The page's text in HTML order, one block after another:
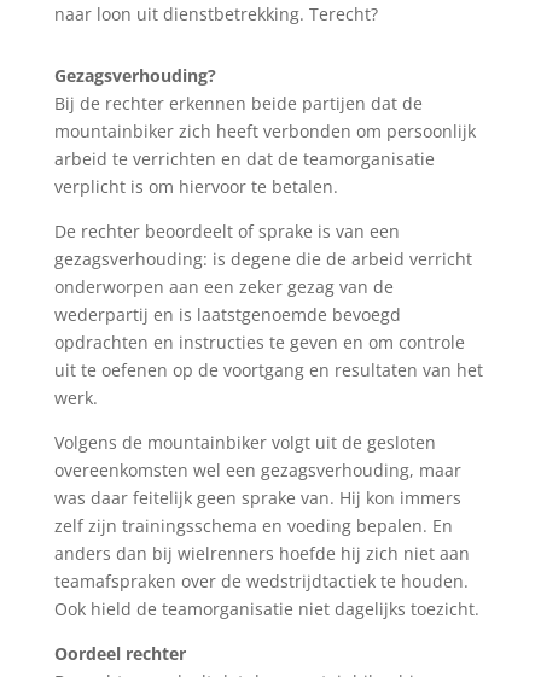
naar loon uit dienstbetrekking. Terecht?
Gezagsverhouding?
Bij de rechter erkennen beide partijen dat de
mountainbiker zich heeft verbonden om persoonlijk
arbeid te verrichten en dat de teamorganisatie
verplicht is om hiervoor te betalen.
De rechter beoordeelt of sprake is van een
gezagsverhouding: is degene die de arbeid verricht
onderworpen aan een zeker gezag van de
wederpartij en is laatstgenoemde bevoegd
opdrachten en instructies te geven en om controle
uit te oefenen op de voortgang en resultaten van het
werk.
Volgens de mountainbiker volgt uit de gesloten
overeenkomsten wel een gezagsverhouding, maar
was daar feitelijk geen sprake van. Hij kon immers
zelf zijn trainingsschema en voeding bepalen. En
anders dan bij wielrenners hoefde hij zich niet aan
teamafspraken over de wedstrijdtactiek te houden.
Ook hield de teamorganisatie niet dagelijks toezicht.
Oordeel rechter